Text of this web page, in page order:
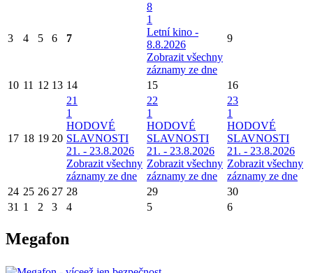
3 4 5 6 7
8
1
Letní kino -
8.8.2026
Zobrazit všechny
záznamy ze dne
9
10 11 12 13 14 15 16
17 18 19 20
21
1
HODOVÉ
SLAVNOSTI
21. - 23.8.2026
Zobrazit všechny
záznamy ze dne
22
1
HODOVÉ
SLAVNOSTI
21. - 23.8.2026
Zobrazit všechny
záznamy ze dne
23
1
HODOVÉ
SLAVNOSTI
21. - 23.8.2026
Zobrazit všechny
záznamy ze dne
24 25 26 27 28 29
30
31 1 2 3 4 5 6
Megafon